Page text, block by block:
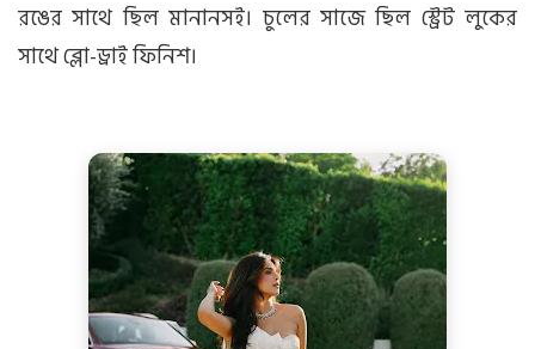
রঙের সাথে ছিল মানানসই। চুলের সাজে ছিল স্ট্রেট লুকের
সাথে ব্লো-ড্রাই ফিনিশ।